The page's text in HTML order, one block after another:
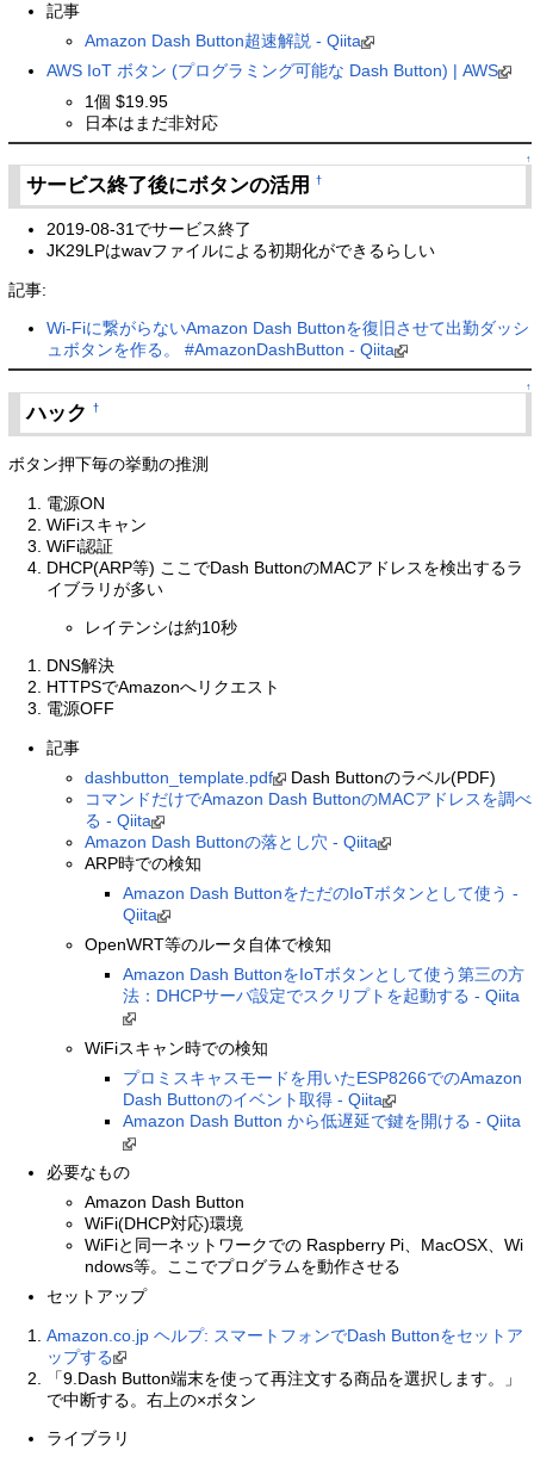
記事
Amazon Dash Button超速解説 - Qiita
AWS IoT ボタン (プログラミング可能な Dash Button) | AWS
1個 $19.95
日本はまだ非対応
↑
サービス終了後にボタンの活用†
2019-08-31でサービス終了
JK29LPはwavファイルによる初期化ができるらしい
記事:
Wi-Fiに繋がらないAmazon Dash Buttonを復旧させて出勤ダッシ
ュボタンを作る。 #AmazonDashButton - Qiita
↑
ハック†
ボタン押下毎の挙動の推測
電源ON
WiFiスキャン
WiFi認証
DHCP(ARP等) ここでDash ButtonのMACアドレスを検出するラ
イブラリが多い
レイテンシは約10秒
DNS解決
HTTPSでAmazonへリクエスト
電源OFF
記事
dashbutton_template.pdf
Dash Buttonのラベル(PDF)
コマンドだけでAmazon Dash ButtonのMACアドレスを調べ
る - Qiita
Amazon Dash Buttonの落とし穴 - Qiita
ARP時での検知
Amazon Dash ButtonをただのIoTボタンとして使う -
Qiita
OpenWRT等のルータ自体で検知
Amazon Dash ButtonをIoTボタンとして使う第三の方
法：DHCPサーバ設定でスクリプトを起動する - Qiita
WiFiスキャン時での検知
プロミスキャスモードを用いたESP8266でのAmazon
Dash Buttonのイベント取得 - Qiita
Amazon Dash Button から低遅延で鍵を開ける - Qiita
必要なもの
Amazon Dash Button
WiFi(DHCP対応)環境
WiFiと同一ネットワークでの Raspberry Pi、MacOSX、Wi
ndows等。ここでプログラムを動作させる
セットアップ
Amazon.co.jp ヘルプ: スマートフォンでDash Buttonをセットア
ップする
「9.Dash Button端末を使って再注文する商品を選択します。」
で中断する。右上の×ボタン
ライブラリ